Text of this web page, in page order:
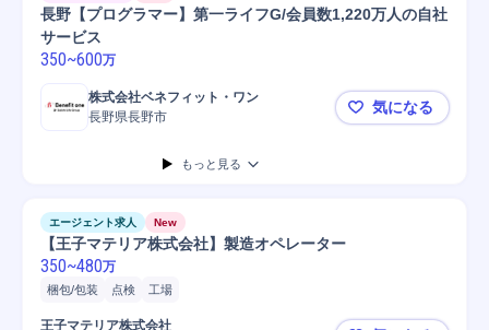
長野【プログラマー】第一ライフG/会員数1,220万人の自社
サービス
350~600万
株式会社ベネフィット・ワン
長野県長野市
長野【プロ
気になる
もっと見る
エージェント求人 New
【王子マテリア株式会社】製造オペレーター
350~480万
梱包/包装 点検 工場
王子マテリア株式会社